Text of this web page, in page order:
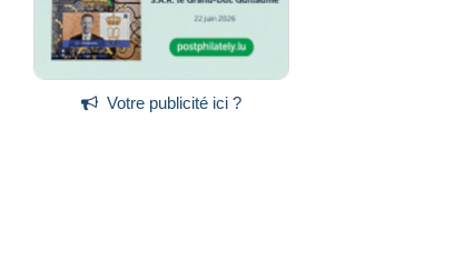
Votre publicité ici ?